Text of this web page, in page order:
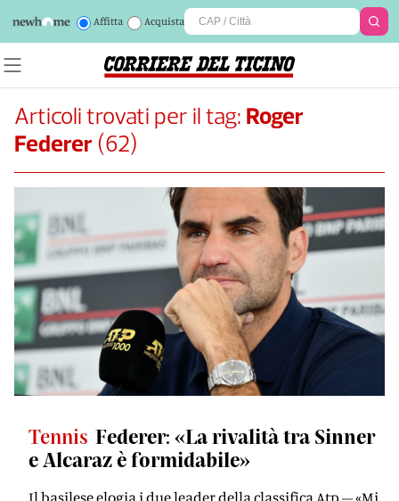
Affitta Acquista
Articoli trovati per il tag: Roger
Federer (62)
Tennis Federer: «La rivalità tra Sinner
e Alcaraz è formidabile»
Il basilese elogia i due leader della classifica Atp – «Mi